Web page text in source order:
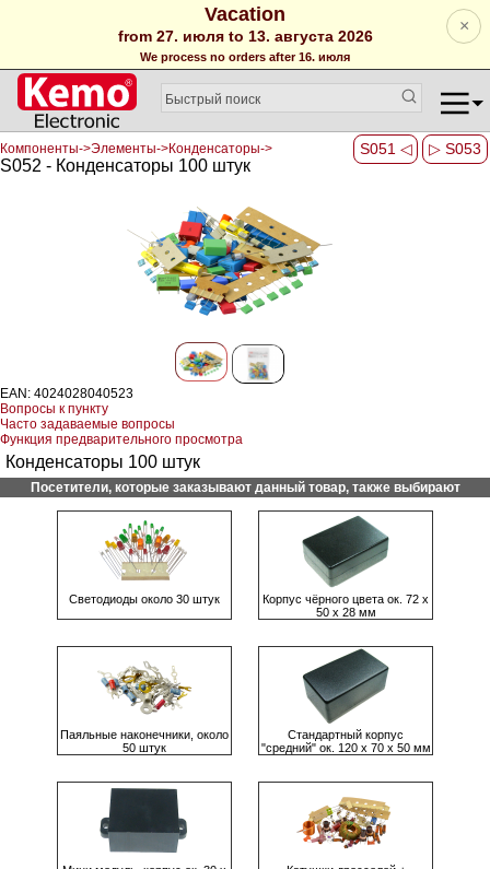
Vacation
from 27. июля to 13. августа 2026
We process no orders after 16. июля
×
S051 ◁ ▷ S053
Компоненты->Элементы->Конденсаторы->
S052 - Конденсаторы 100 штук
EAN: 4024028040523
Вопросы к пункту
Часто задаваемые вопросы
Функция предварительного просмотра
Конденсаторы 100 штук
Посетители, которые заказывают данный товар, также выбирают
Светодиоды около 30 штук
Корпус чёрного цвета ок. 72 х
50 х 28 мм
Паяльные наконечники, около
50 штук
Стандартный корпус
"средний" ок. 120 х 70 х 50 мм